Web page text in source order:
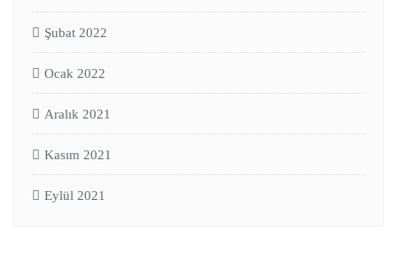
Şubat 2022
Ocak 2022
Aralık 2021
Kasım 2021
Eylül 2021